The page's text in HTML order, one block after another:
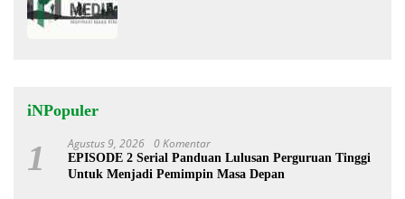
iNPopuler
1 Agustus 9, 2026 0 Komentar
EPISODE 2 Serial Panduan Lulusan Perguruan Tinggi
Untuk Menjadi Pemimpin Masa Depan